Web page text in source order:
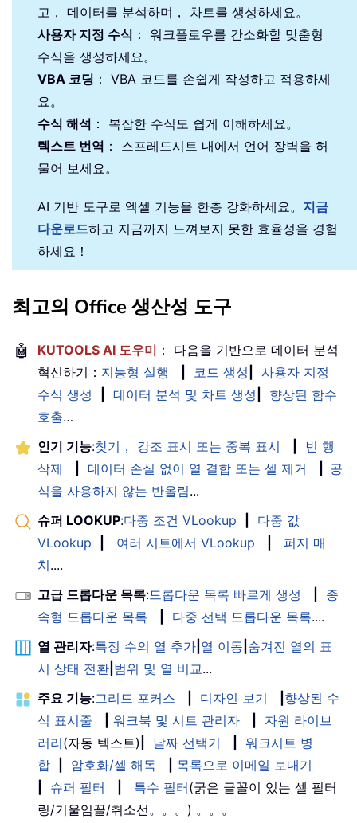
고， 데이터를 분석하며， 차트를 생성하세요。
사용자 지정 수식 ： 워크플로우를 간소화할 맞춤형
수식을 생성하세요。
VBA 코딩 ： VBA 코드를 손쉽게 작성하고 적용하세
요。
수식 해석 ： 복잡한 수식도 쉽게 이해하세요。
텍스트 번역 ： 스프레드시트 내에서 언어 장벽을 허
물어 보세요。
AI 기반 도구로 엑셀 기능을 한층 강화하세요。 지금
다운로드하고 지금까지 느껴보지 못한 효율성을 경험
하세요！
최고의 Office 생산성 도구
🤖 KUTOOLS AI 도우미 ： 다음을 기반으로 데이터 분석
혁신하기： 지능형 실행 코드 생성
사용자 지정
수식 생성
데이터 분석 및 차트 생성
향상된 함수
호출…
인기 기능:찾기， 강조 표시 또는 중복 표시
빈 행
삭제
데이터 손실 없이 열 결합 또는 셀 제거
공
식을 사용하지 않는 반올림...
슈퍼 LOOKUP:다중 조건 VLookup
다중 값
VLookup
여러 시트에서 VLookup
퍼지 매
치....
고급 드롭다운 목록:드롭다운 목록 빠르게 생성
종
속형 드롭다운 목록
다중 선택 드롭다운 목록....
열 관리자:특정 수의 열 추가 열 이동 숨겨진 열의 표
시 상태 전환 범위 및 열 비교...
주요 기능:그리드 포커스 디자인 보기
향상된 수
식 표시줄
워크북 및 시트 관리자
자원 라이브
러리(자동 텍스트) 날짜 선택기
워크시트 병
합
암호화/셀 해독
목록으로 이메일 보내기
슈퍼 필터 특수 필터(굵은 글꼴이 있는 셀 필터
링/기울임꼴/취소선。。。) 。。。